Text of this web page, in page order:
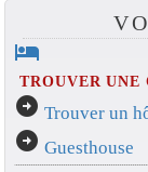
hotel
TROUVER UNE
arrow_circle_right Trouver un
arrow_circle_right Guesthouse